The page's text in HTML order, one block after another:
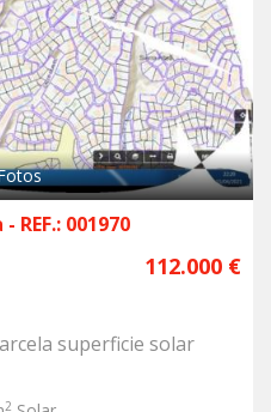
REF.: 001970
112.000 €
superficie solar
2